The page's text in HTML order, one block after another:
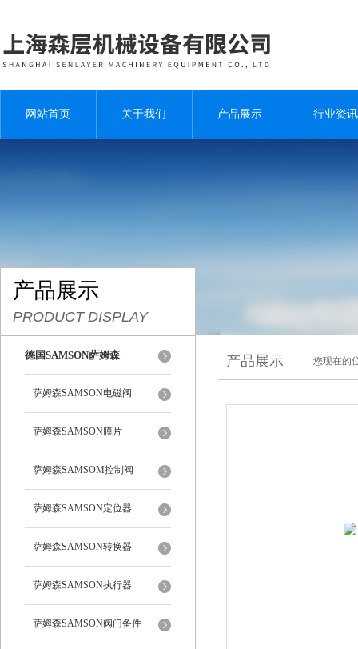
网站首页 关于我们 产品展示 行业资讯
产品展示
PRODUCT DISPLAY
德国SAMSON萨姆森
萨姆森SAMSON电磁阀
萨姆森SAMSON膜片
萨姆森SAMSOM控制阀
萨姆森SAMSON定位器
萨姆森SAMSON转换器
萨姆森SAMSON执行器
萨姆森SAMSON阀门备件
产品展示 您现在的